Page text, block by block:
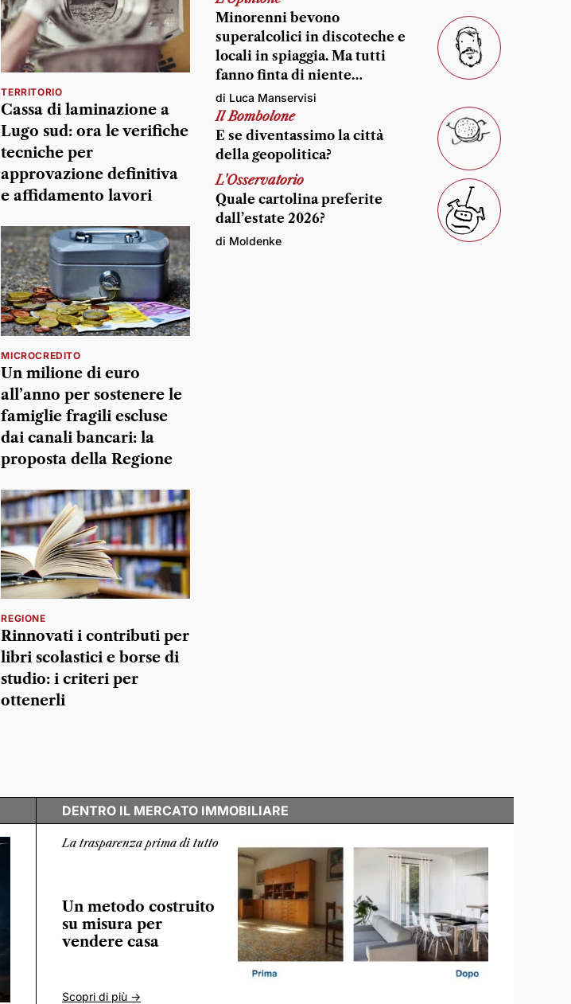
TERRITORIO
Cassa di laminazione a
Lugo sud: ora le verifiche
tecniche per
approvazione definitiva
e affidamento lavori
MICROCREDITO
Un milione di euro
all’anno per sostenere le
famiglie fragili escluse
dai canali bancari: la
proposta della Regione
REGIONE
Rinnovati i contributi per
libri scolastici e borse di
studio: i criteri per
ottenerli
Minorenni bevono
superalcolici in discoteche e
locali in spiaggia. Ma tutti
fanno finta di niente…
di Luca Manservisi
Il Bombolone
E se diventassimo la città
della geopolitica?
L'Osservatorio
Quale cartolina preferite
dall’estate 2026?
di Moldenke
DENTRO IL MERCATO IMMOBILIARE
La trasparenza prima di tutto
Un metodo costruito
su misura per
vendere casa
Scopri di più ->